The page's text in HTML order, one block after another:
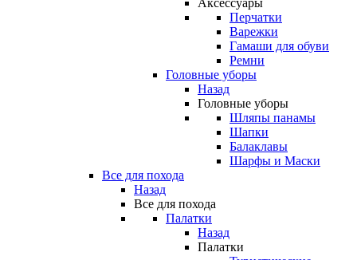
Аксессуары
Перчатки
Варежки
Гамаши для обуви
Ремни
Головные уборы
Назад
Головные уборы
Шляпы панамы
Шапки
Балаклавы
Шарфы и Маски
Все для похода
Назад
Все для похода
Палатки
Назад
Палатки